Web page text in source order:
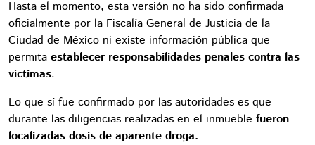
Hasta el momento, esta versión no ha sido confirmada
oficialmente por la Fiscalía General de Justicia de la
Ciudad de México ni existe información pública que
permita establecer responsabilidades penales contra las
víctimas.
Lo que sí fue confirmado por las autoridades es que
durante las diligencias realizadas en el inmueble fueron
localizadas dosis de aparente droga.